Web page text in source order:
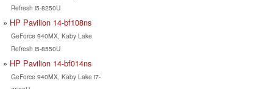
Refresh i5-8250U
HP Pavilion 14-bf108ns
GeForce 940MX, Kaby Lake
Refresh i5-8550U
HP Pavilion 14-bf014ns
GeForce 940MX, Kaby Lake i7-